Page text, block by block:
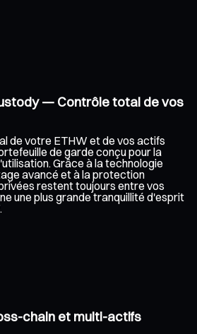
— Contrôle total de vos
de votre ETHW et de vos actifs
de garde conçu pour la
Grâce à la technologie
avancé et à la protection
restent toujours entre vos
une plus grande tranquillité d'esprit
chain et multi-actifs